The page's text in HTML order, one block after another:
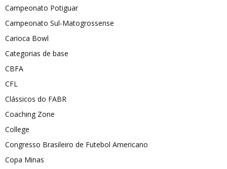
Campeonato Potiguar
Campeonato Sul-Matogrossense
Carioca Bowl
Categorias de base
CBFA
CFL
Clássicos do FABR
Coaching Zone
College
Congresso Brasileiro de Futebol Americano
Copa Minas